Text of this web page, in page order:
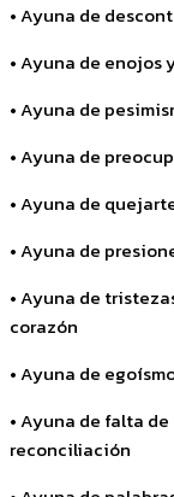
• Ayuna de
• Ayuna de enojos
• Ayuna de
• Ayuna de
• Ayuna de
• Ayuna de
• Ayuna de
corazón
• Ayuna de
• Ayuna de falta
reconciliación